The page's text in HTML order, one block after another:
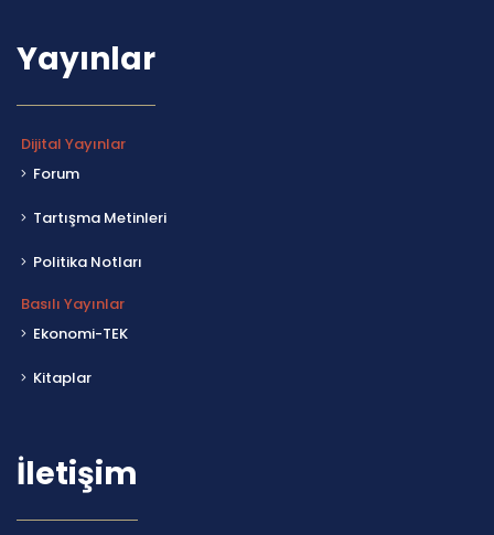
Yayınlar
Dijital Yayınlar
Forum
Tartışma Metinleri
Politika Notları
Basılı Yayınlar
Ekonomi-TEK
Kitaplar
İletişim